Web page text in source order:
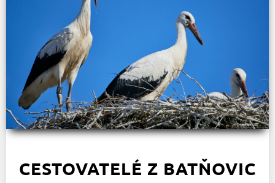
CESTOVATELÉ Z BATŇOVIC